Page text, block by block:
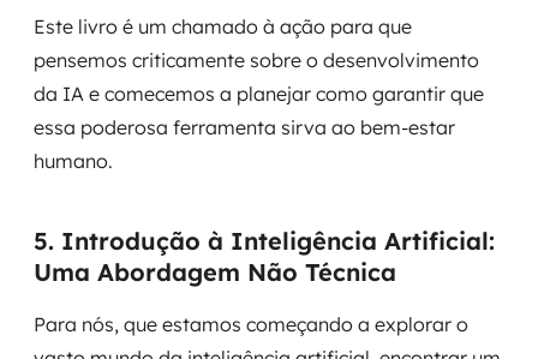
Este livro é um chamado à ação para que
pensemos criticamente sobre o desenvolvimento
da IA e comecemos a planejar como garantir que
essa poderosa ferramenta sirva ao bem-estar
humano.
5. Introdução à Inteligência Artificial:
Uma Abordagem Não Técnica
Para nós, que estamos começando a explorar o